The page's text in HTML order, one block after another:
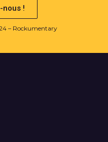
nous !
– Rockumentary